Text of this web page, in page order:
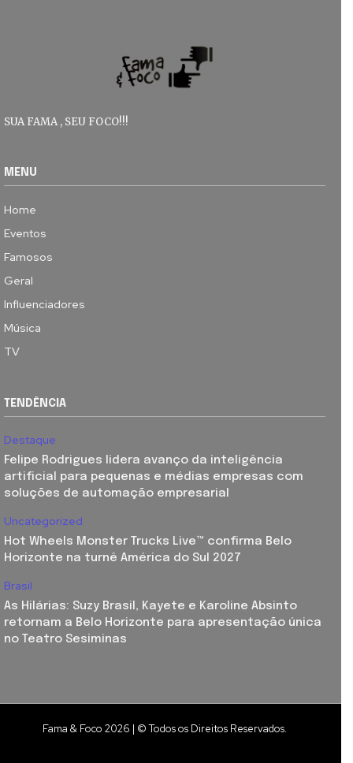
SUA FAMA , SEU FOCO!!!
MENU
Home
Eventos
Famosos
Geral
Influenciadores
Música
TV
TENDÊNCIA
Destaque
Felipe Rodrigues lidera avanço da inteligência
artificial para pequenas e médias empresas com
soluções de automação empresarial
Uncategorized
Hot Wheels Monster Trucks Live™ confirma Belo
Horizonte na turnê América do Sul 2027
Brasil
As Hilárias: Suzy Brasil, Kayete e Karoline Absinto
retornam a Belo Horizonte para apresentação única
no Teatro Sesiminas
Fama & Foco 2026 | © Todos os Direitos Reservados.